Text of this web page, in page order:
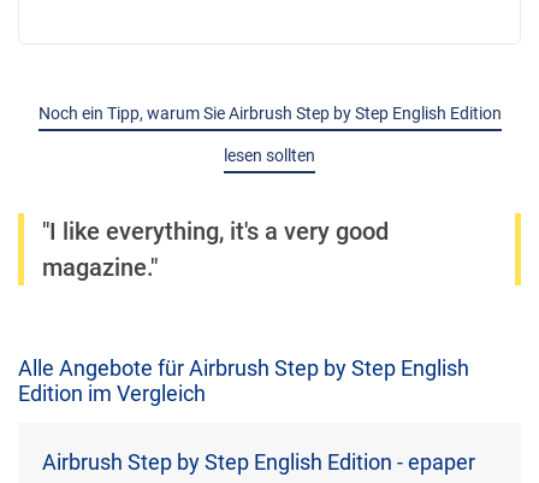
Noch ein Tipp, warum Sie Airbrush Step by Step English Edition
lesen sollten
"I like everything, it's a very good
magazine."
Alle Angebote für Airbrush Step by Step English
Edition im Vergleich
Airbrush Step by Step English Edition - epaper